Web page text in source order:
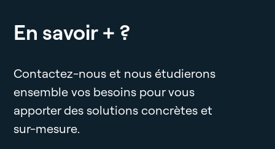
En savoir + ?
Contactez-nous et nous étudierons
ensemble vos besoins pour vous
apporter des solutions concrètes et
sur-mesure.